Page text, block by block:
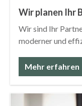
Wir planen Ihr
Wir sind Ihr
moderner und
Mehr erfahren